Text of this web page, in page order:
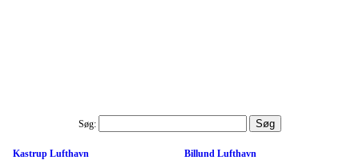
Søg:
Kastrup Lufthavn Billund Lufthavn